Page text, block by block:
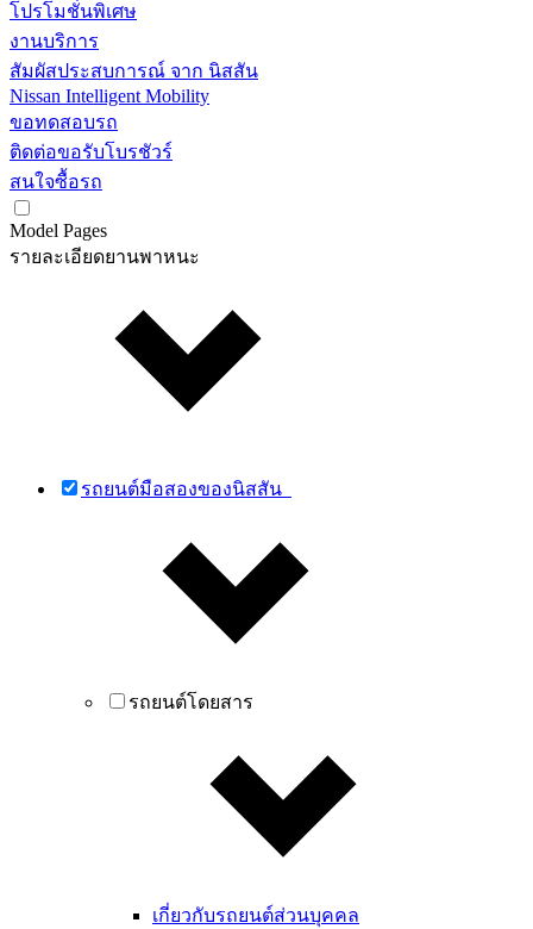
โปรโมชั่นพิเศษ
งานบริการ
สัมผัสประสบการณ์ จาก นิสสัน
Nissan Intelligent Mobility
ขอทดสอบรถ
ติดต่อขอรับโบรชัวร์
สนใจซื้อรถ
Model Pages
รายละเอียดยานพาหนะ
รถยนต์มือสองของนิสสัน
รถยนต์โดยสาร
เกี่ยวกับรถยนต์ส่วนบุคคล